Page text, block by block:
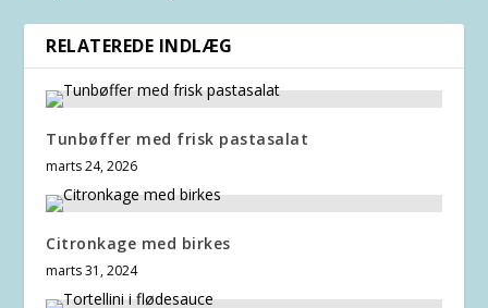
RELATEREDE INDLÆG
Tunbøffer med frisk pastasalat
marts 24, 2026
Citronkage med birkes
marts 31, 2024